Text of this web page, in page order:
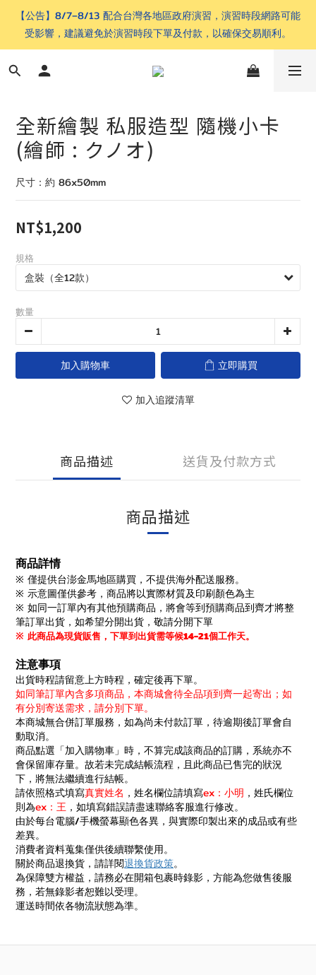
【公告】8/7–8/13 配合台灣各地區政府演習，演習時段網路可能
受影響，建議避免於演習時段下單及付款，以確保交易順利。
全新繪製 私服造型 隨機小卡
(繪師 : クノオ)
尺寸：約 86x50mm
NT$1,200
規格
數量
加入購物車 立即購買
加入追蹤清單
商品描述 送貨及付款方式
商品描述
商品詳情
※ 僅提供台澎金馬地區購買，不提供海外配送服務。
※ 示意圖僅供參考，商品將以實際材質及印刷顏色為主
※ 如同一訂單內有其他預購商品，將會等到預購商品到齊才將整
筆訂單出貨，如希望分開出貨，敬請分開下單
※ 此商品為現貨販售，下單到出貨需等候14-21個工作天。
注意事項
出貨時程請留意上方時程，確定後再下單。
如同筆訂單內含多項商品，本商城會待全品項到齊一起寄出；如
有分別寄送需求，請分別下單。
本商城無合併訂單服務，如為尚未付款訂單，待逾期後訂單會自
動取消。
商品點選「加入購物車」時，不算完成該商品的訂購，系統亦不
會保留庫存量。故若未完成結帳流程，且此商品已售完的狀況
下，將無法繼續進行結帳。
請依照格式填寫真實姓名 ，姓名欄位請填寫ex：小明 ，姓氏欄位
則為ex：王 ，如填寫錯誤請盡速聯絡客服進行修改。
由於每台電腦/手機螢幕顯色各異，與實際印製出來的成品或有些
差異。
消費者資料蒐集僅供後續聯繫使用。
關於商品退換貨，請詳閱退換貨政策。
為保障雙方權益，請務必在開箱包裹時錄影，方能為您做售後服
務，若無錄影者恕難以受理。
運送時間依各物流狀態為準。